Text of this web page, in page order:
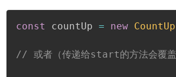
const countUp = new CountUp
// 或者（传递给start的方法会